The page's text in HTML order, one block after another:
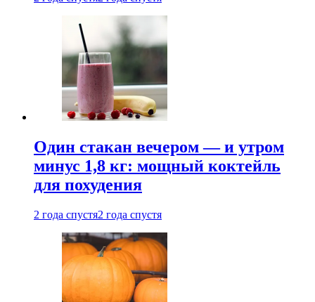
Один стакан вечером — и утром
минус 1,8 кг: мощный коктейль
для похудения
2 года спустя2 года спустя